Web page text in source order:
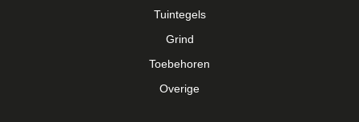
Tuintegels
Grind
Toebehoren
Overige